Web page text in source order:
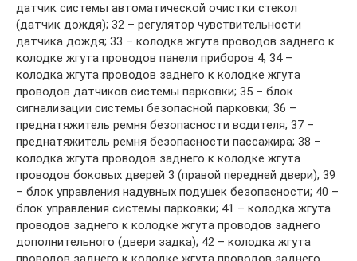
датчик системы автоматической очистки стекол
(датчик дождя); 32 – регулятор чувствительности
датчика дождя; 33 – колодка жгута проводов заднего к
колодке жгута проводов панели приборов 4; 34 –
колодка жгута проводов заднего к колодке жгута
проводов датчиков системы парковки; 35 – блок
сигнализации системы безопасной парковки; 36 –
преднатяжитель ремня безопасности водителя; 37 –
преднатяжитель ремня безопасности пассажира; 38 –
колодка жгута проводов заднего к колодке жгута
проводов боковых дверей 3 (правой передней двери); 39
– блок управления надувных подушек безопасности; 40 –
блок управления системы парковки; 41 – колодка жгута
проводов заднего к колодке жгута проводов заднего
дополнительного (двери задка); 42 – колодка жгута